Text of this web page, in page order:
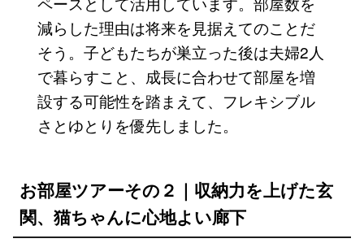
減らした理由は将来を見据えてのことだ
そう。子どもたちが巣立った後は夫婦2人
で暮らすこと、成長に合わせて部屋を増
設する可能性を踏まえて、フレキシブル
さとゆとりを優先しました。
お部屋ツアーその２｜収納力を上げた玄
関、猫ちゃんに心地よい廊下